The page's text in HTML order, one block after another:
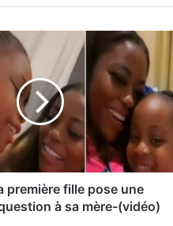
première fille pose une
à sa mère-(vidéo)